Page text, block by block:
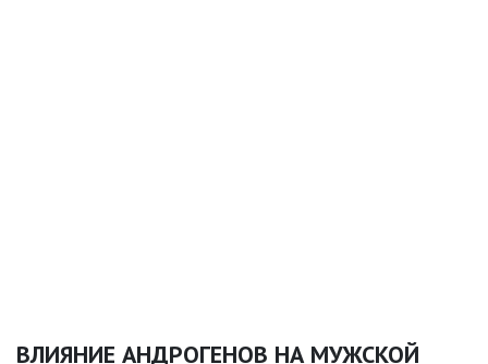
ВЛИЯНИЕ АНДРОГЕНОВ НА МУЖСКОЙ